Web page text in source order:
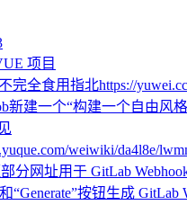
项目
完全食用指北https://
新建一个“构建一个自由风
weiwiki/da4l8e/
分网址用于 GitLab
“Generate”按钮生成 GitLab